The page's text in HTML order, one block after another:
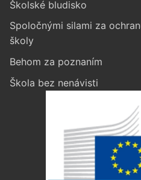
Školské bludisko
Spoločnými silami za
školy
Behom za poznaním
Škola bez nenávisti